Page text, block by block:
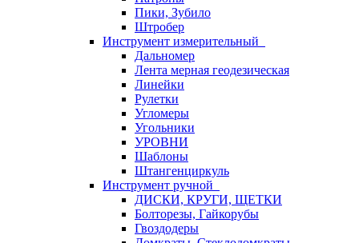
Пики, Зубило
Штробер
Инструмент измерительный
Дальномер
Лента мерная геодезическая
Линейки
Рулетки
Угломеры
Угольники
УРОВНИ
Шаблоны
Штангенциркуль
Инструмент ручной
ДИСКИ, КРУГИ, ЩЕТКИ
Болторезы, Гайкорубы
Гвоздодеры